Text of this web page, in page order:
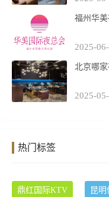
福州华
2025-
北京哪
2025-
热门标签
鼎红国际KTV 昆